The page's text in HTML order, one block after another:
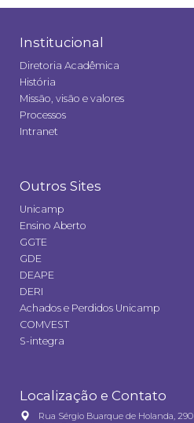
Institucional
Diretoria Acadêmica
História
Missão, visão e valores
Processos
Intranet
Outros Sites
Unicamp
Ensino Aberto
GGTE
GDE
DEAPE
DERI
Achados e Perdidos Unicamp
COMVEST
S-integra
Localização e Contato
Rua Sérgio Buarque de Holanda, 290